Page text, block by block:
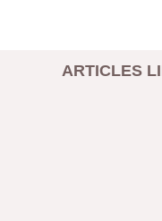
ARTICLES